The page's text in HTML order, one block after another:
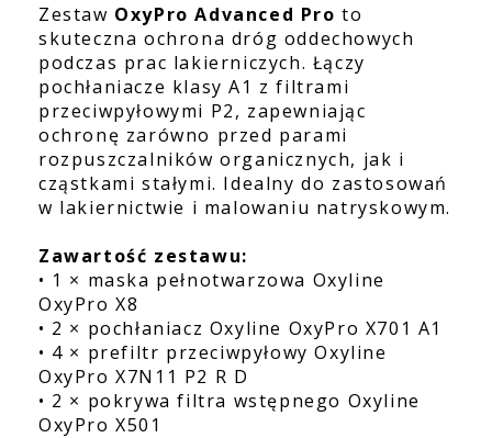
Zestaw OxyPro Advanced Pro to
skuteczna ochrona dróg oddechowych
podczas prac lakierniczych. Łączy
pochłaniacze klasy A1 z filtrami
przeciwpyłowymi P2, zapewniając
ochronę zarówno przed parami
rozpuszczalników organicznych, jak i
cząstkami stałymi. Idealny do zastosowań
w lakiernictwie i malowaniu natryskowym.
Zawartość zestawu:
• 1 × maska pełnotwarzowa Oxyline
OxyPro X8
• 2 × pochłaniacz Oxyline OxyPro X701 A1
• 4 × prefiltr przeciwpyłowy Oxyline
OxyPro X7N11 P2 R D
• 2 × pokrywa filtra wstępnego Oxyline
OxyPro X501